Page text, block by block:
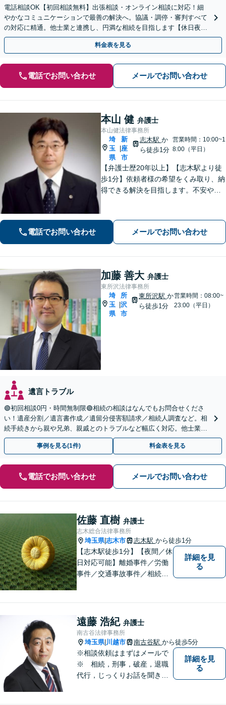
電話相談OK【初回相談無料】出張相談・オンライン相談に対応！細
やかなコミュニケーションで最善の解決へ。協議・調停・審判すべて
の対応に精通。他士業と連携し、円満な相続を目指します【休日夜間
対応】【上福岡駅8分】生前対策もお任せください
料金表を見る
電話でお問い合わせ メールでお問い合わせ
本山 健 弁護士
本山健法律事務所
埼
玉
県
新
座
市
志木駅 か
ら徒歩1分
営業時間：10:00~1
8:00（平日）
【弁護士歴20年以上】【志木駅より徒
歩1分】依頼者様の希望をくみ取り、納
得できる解決を目指します。不安や疑
事件／何でも遠慮せずご相談ください
【初回面談無料（30分まで）】
電話でお問い合わせ メールでお問い合わせ
加藤 善大 弁護士
東所沢法律事務所
埼
玉
県
所
沢
市
東所沢駅 か
ら徒歩1分
営業時間：08:00~
23:00（平日）
遺言トラブル
🟢初回相談0円・時間無制限🟢相続の相談はなんでもお問合せくださ
い！遺産分割／遺言書作成／遺留分侵害額請求／相続人調査など。相
続手続きから親や兄弟、親戚とのトラブルなど幅広く対応。他士業と
も連携可能です【出張相談可】【東所沢駅30秒】
事例を見る(1件) 料金表を見る
電話でお問い合わせ メールでお問い合わせ
佐藤 直樹 弁護士
志木総合法律事務所
埼玉県|志木市 志木駅 から徒歩1分
【志木駅徒歩1分】【夜間／休
日対応可能】離婚事件／労働
事件／交通事故事件／相続事
律相談・打ち合わせに力を入
れています。【万全のコロナ
対策】お気軽にご相談くださ
い。
詳細を見
る
遠藤 浩紀 弁護士
南古谷法律事務所
埼玉県| 川越市 南古谷駅 から徒歩5分
※相談依頼はまずはメールで
※ 相続，刑事，破産，退職
代行，じっくりお話を聞き、
詳細を見
る